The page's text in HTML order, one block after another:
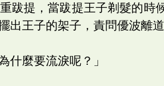
跋提，當跋提王子剃髮的時
出王子的架子，責問優波離道
什麼要流淚呢？」